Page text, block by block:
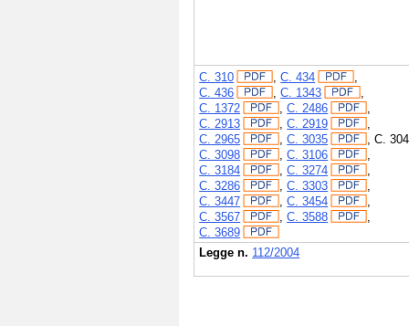
C. 310 ,C. 434
C. 436
,C. 1343
C. 1372
,C. 2486
C. 2913
,C. 2919
C. 2965
,C. 3035 ,C.
C. 3098
,C. 3106
C. 3184
,C. 3274
C. 3286
,C. 3303
C. 3447
,C. 3454
C. 3567
,C. 3588
C. 3689
Legge n. 112/2004